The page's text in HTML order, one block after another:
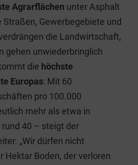
Agrarflächen unter Asphalt
Straßen, Gewerbegebiete und
die Landwirtschaft,
gehen unwiederbringlich
die höchste
Europas: Mit 60
pro 100.000
mehr als etwa in
40 – steigt der
„Wir dürfen nicht
Hektar Boden, der verloren